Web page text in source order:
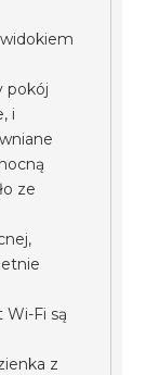
pokój
i
ze
Wi-Fi są
z